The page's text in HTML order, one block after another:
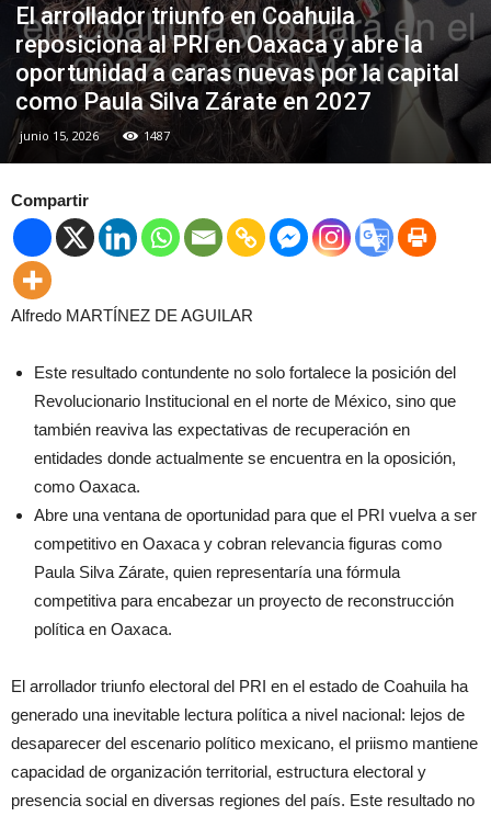
El arrollador triunfo en Coahuila
reposiciona al PRI en Oaxaca y abre la
oportunidad a caras nuevas por la capital
como Paula Silva Zárate en 2027
junio 15, 2026 1487
Compartir
Alfredo MARTÍNEZ DE AGUILAR
Este resultado contundente no solo fortalece la posición del
Revolucionario Institucional en el norte de México, sino que
también reaviva las expectativas de recuperación en
entidades donde actualmente se encuentra en la oposición,
como Oaxaca.
Abre una ventana de oportunidad para que el PRI vuelva a ser
competitivo en Oaxaca y cobran relevancia figuras como
Paula Silva Zárate, quien representaría una fórmula
competitiva para encabezar un proyecto de reconstrucción
política en Oaxaca.
El arrollador triunfo electoral del PRI en el estado de Coahuila ha
generado una inevitable lectura política a nivel nacional: lejos de
desaparecer del escenario político mexicano, el priismo mantiene
capacidad de organización territorial, estructura electoral y
presencia social en diversas regiones del país. Este resultado no